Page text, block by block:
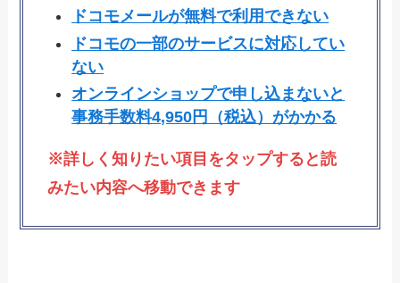
ドコモメールが無料で利用できない
ドコモの一部のサービスに対応してい
ない
オンラインショップで申し込まないと
事務手数料4,950円（税込）がかかる
※詳しく知りたい項目をタップすると読
みたい内容へ移動できます